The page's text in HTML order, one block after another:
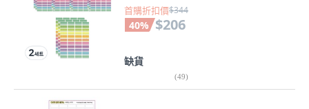
首購折扣價$344
40% $206
缺貨
(49)